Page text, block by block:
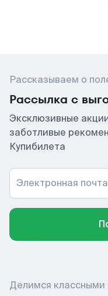
Рассказываем о
Рассылка с
Эксклюзивные
заботливые
Купибилета
Электронная почта
Делимся